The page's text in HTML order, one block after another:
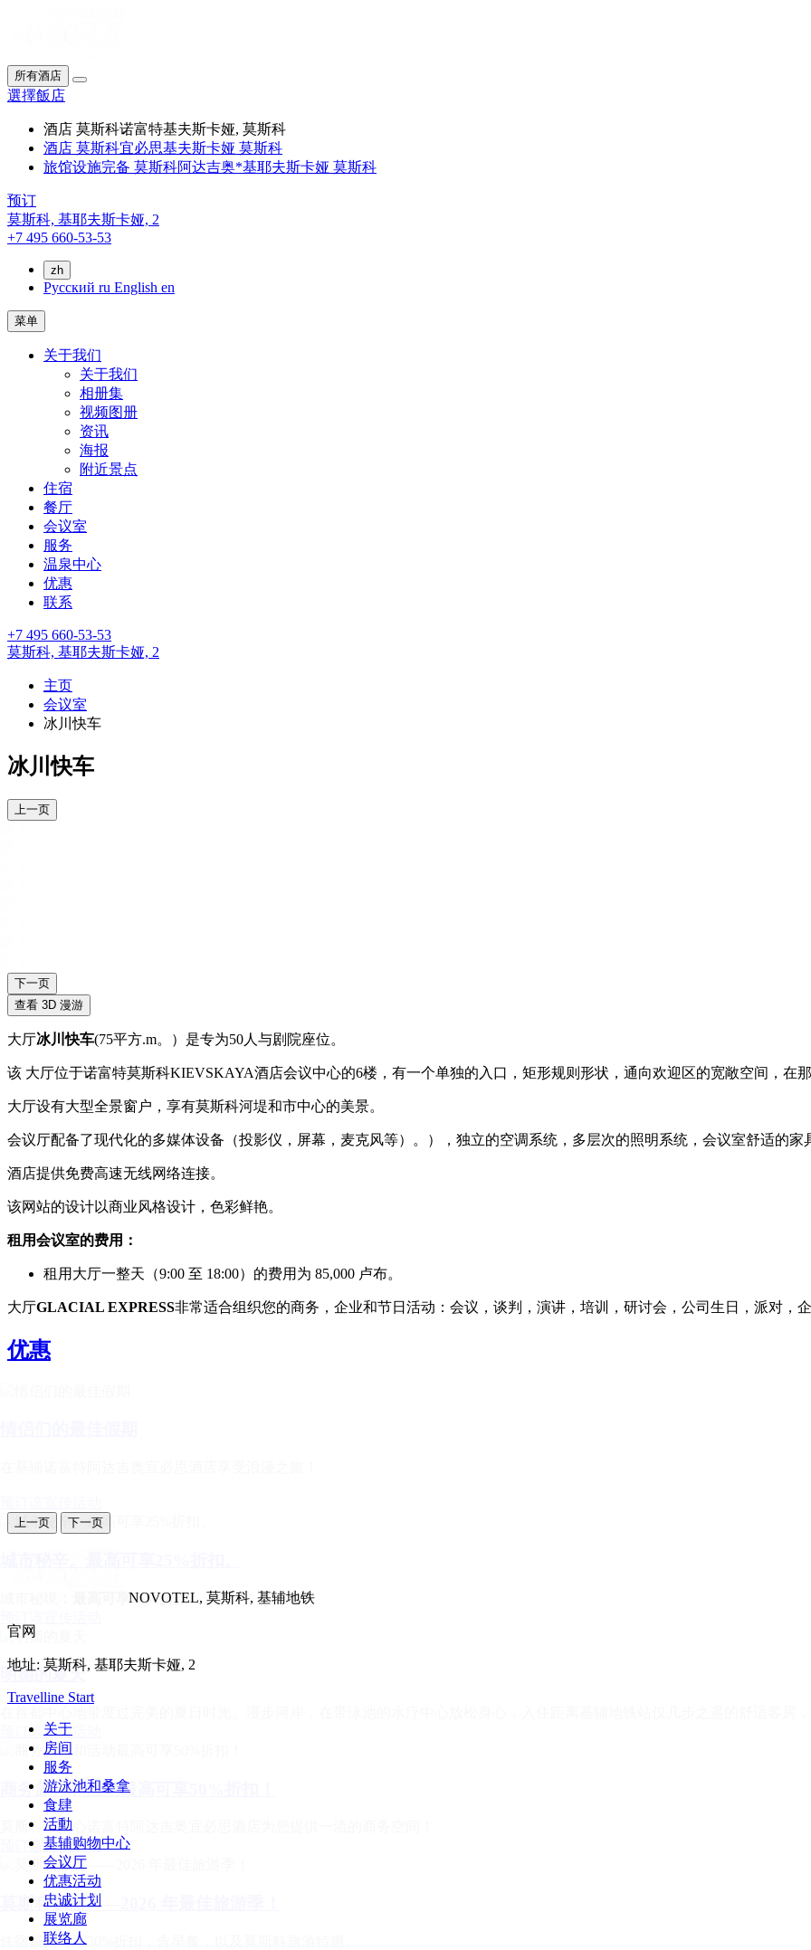
所有酒店
選擇飯店
酒店 莫斯科诺富特基夫斯卡娅, 莫斯科
酒店 莫斯科宜必思基夫斯卡娅 莫斯科
旅馆设施完备 莫斯科阿达吉奥*基耶夫斯卡娅 莫斯科
预订
莫斯科, 基耶夫斯卡娅, 2
+7 495 660-53-53
zh
Русский ru English en
菜单
关于我们
关于我们
相册集
视频图册
资讯
海报
附近景点
住宿
餐厅
会议室
服务
温泉中心
优惠
联系
+7 495 660-53-53
莫斯科, 基耶夫斯卡娅, 2
主页
会议室
冰川快车
冰川快车
上一页
下一页
查看 3D 漫游
大厅冰川快车(75平方.m。）是专为50人与剧院座位。
该 大厅位于诺富特莫斯科KIEVSKAYA酒店会议中心的6楼，有一个单独的入口，矩形规则形状，通向欢迎区的宽敞空间，在
大厅设有大型全景窗户，享有莫斯科河堤和市中心的美景。
会议厅配备了现代化的多媒体设备（投影仪，屏幕，麦克风等）。），独立的空调系统，多层次的照明系统，会议室舒适的家
酒店提供免费高速无线网络连接。
该网站的设计以商业风格设计，色彩鲜艳。
租用会议室的费用：
租用大厅一整天（9:00 至 18:00）的费用为 85,000 卢布。
大厅GLACIAL EXPRESS非常适合组织您的商务，企业和节日活动：会议，谈判，演讲，培训，研讨会，公司生日，派对，企
优惠
最高可享25%折扣
明媚的夏天
预订该宣传活动
商务旅行和活动最高可享50%折扣！
莫斯科市中心诺富特阿达吉奥宜必思酒店为您提供一流的商务空间！
预订该宣传活动
莫斯科旅游——2026 年最佳旅游季！
住宿最高可享30%折扣，含早餐，以及莫斯科旅游特惠。
上一页 下一页
NOVOTEL, 莫斯科, 基辅地铁
官网
地址: 莫斯科, 基耶夫斯卡娅, 2
Travelline Start
关于
房间
服务
游泳池和桑拿
食肆
活動
基辅购物中心
会议厅
优惠活动
忠诚计划
展览廊
联络人